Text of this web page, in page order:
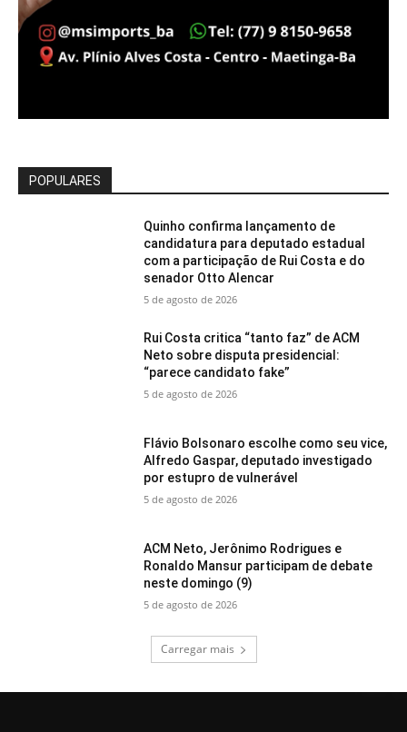
POPULARES
Quinho confirma lançamento de
candidatura para deputado estadual
com a participação de Rui Costa e do
senador Otto Alencar
5 de agosto de 2026
Rui Costa critica “tanto faz” de ACM
Neto sobre disputa presidencial:
“parece candidato fake”
5 de agosto de 2026
Flávio Bolsonaro escolhe como seu vice,
Alfredo Gaspar, deputado investigado
por estupro de vulnerável
5 de agosto de 2026
ACM Neto, Jerônimo Rodrigues e
Ronaldo Mansur participam de debate
neste domingo (9)
5 de agosto de 2026
Carregar mais